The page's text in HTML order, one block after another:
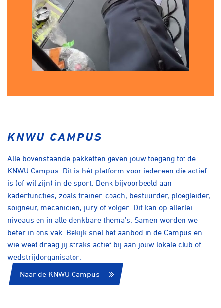
KNWU CAMPUS
Alle bovenstaande pakketten geven jouw toegang tot de
KNWU Campus. Dit is hét platform voor iedereen die actief
is (of wil zijn) in de sport. Denk bijvoorbeeld aan
kaderfuncties, zoals trainer-coach, bestuurder, ploegleider,
soigneur, mecanicien, jury of volger. Dit kan op allerlei
niveaus en in alle denkbare thema’s. Samen worden we
beter in ons vak. Bekijk snel het aanbod in de Campus en
wie weet draag jij straks actief bij aan jouw lokale club of
wedstrijdorganisator.
Naar de KNWU Campus